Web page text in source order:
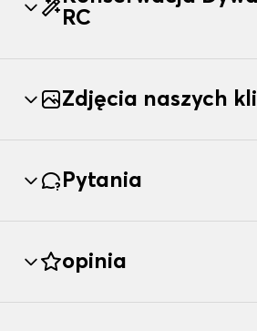
RC
Zdjęcia naszych
Pytania
opinia